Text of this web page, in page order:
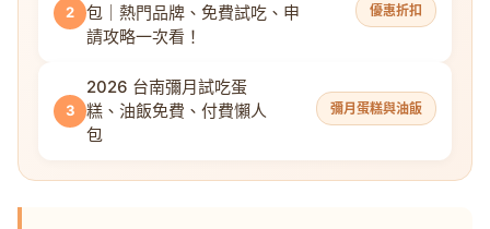
2
包｜熱門品牌、免費試吃、申
請攻略一次看！
優惠折扣
3
2026 台南彌月試吃蛋
糕、油飯免費、付費懶人
包
彌月蛋糕與油飯